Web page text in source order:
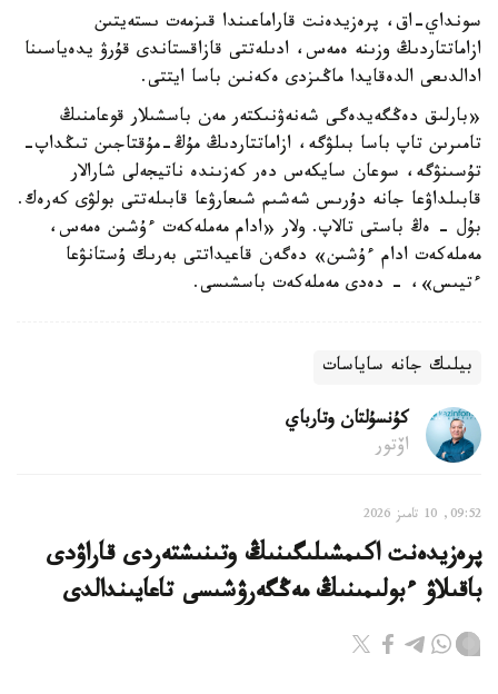
سونداي-اق، پرەزيدەنت قاراماعىندا قىزمەت ىستەيتىن
ازاماتتاردىڭ وزىنە ەمەس، ادىلەتتى قازاقستاندى قۇرۋ يدەياسىنا
ادالدىعى الدەقايدا ماڭىزدى ەكەنىن باسا ايتتى.
«بارلىق دەڭگەيدەگى شەنەۋنىكتەر مەن باسشىلار قوعامنىڭ
تامىرىن تاپ باسا بىلۋگە، ازاماتتاردىڭ مۇڭ-مۇقتاجىن تىڭداپ-
تۇسىنۋگە، سوعان سايكەس دەر كەزىندە ناتيجەلى شارالار
قابىلداۋعا جانە دۇرىس شەشىم شىعارۋعا قابىلەتتى بولۋى كەرەك.
بۇل - ەڭ باستى تالاپ. ولار «ادام مەملەكەت ءۇشىن ەمەس،
مەملەكەت ادام ءۇشىن» دەگەن قاعيداتتى بەرىك ۇستانۋعا
ءتيىس»، - دەدى مەملەكەت باسشىسى.
بيلىك جانە ساياسات
كۇنسۇلتان وتارباي
اۆتور
09:52, 10 تامىز 2026
پرەزيدەنت اكىمشىلىگىنىڭ وتىنىشتەردى قاراۋدى
باقىلاۋ ءبولىمىنىڭ مەڭگەرۋشىسى تاعايىندالدى